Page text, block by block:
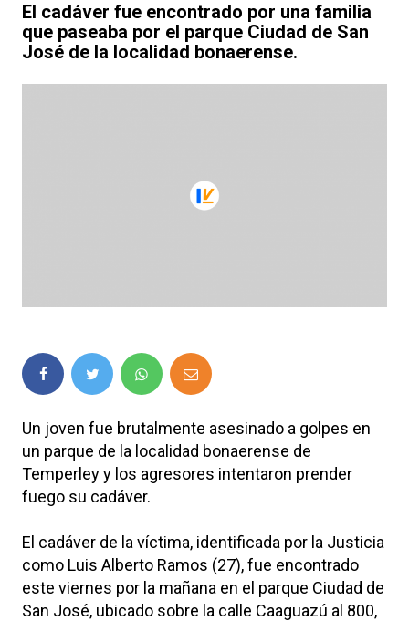
El cadáver fue encontrado por una familia
que paseaba por el parque Ciudad de San
José de la localidad bonaerense.
Un joven fue brutalmente asesinado a golpes en
un parque de la localidad bonaerense de
Temperley y los agresores intentaron prender
fuego su cadáver.
El cadáver de la víctima, identificada por la Justicia
como Luis Alberto Ramos (27), fue encontrado
este viernes por la mañana en el parque Ciudad de
San José, ubicado sobre la calle Caaguazú al 800,